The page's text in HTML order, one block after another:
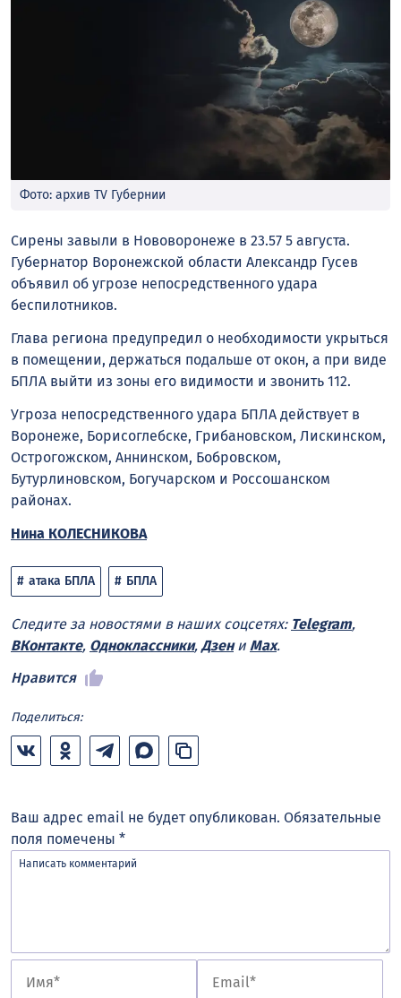
Фото: архив TV Губернии
Сирены завыли в Нововоронеже в 23.57 5 августа.
Губернатор Воронежской области Александр Гусев
объявил об угрозе непосредственного удара
беспилотников.
Глава региона предупредил о необходимости укрыться
в помещении, держаться подальше от окон, а при виде
БПЛА выйти из зоны его видимости и звонить 112.
Угроза непосредственного удара БПЛА действует в
Воронеже, Борисоглебске, Грибановском, Лискинском,
Острогожском, Аннинском, Бобровском,
Бутурлиновском, Богучарском и Россошанском
районах.
Нина КОЛЕСНИКОВА
атака БПЛА БПЛА
Следите за новостями в наших соцсетях: Telegram,
ВКонтакте, Одноклассники, Дзени Max.
Нравится
Поделиться:
Ваш адрес email не будет опубликован. Обязательные
поля помечены *